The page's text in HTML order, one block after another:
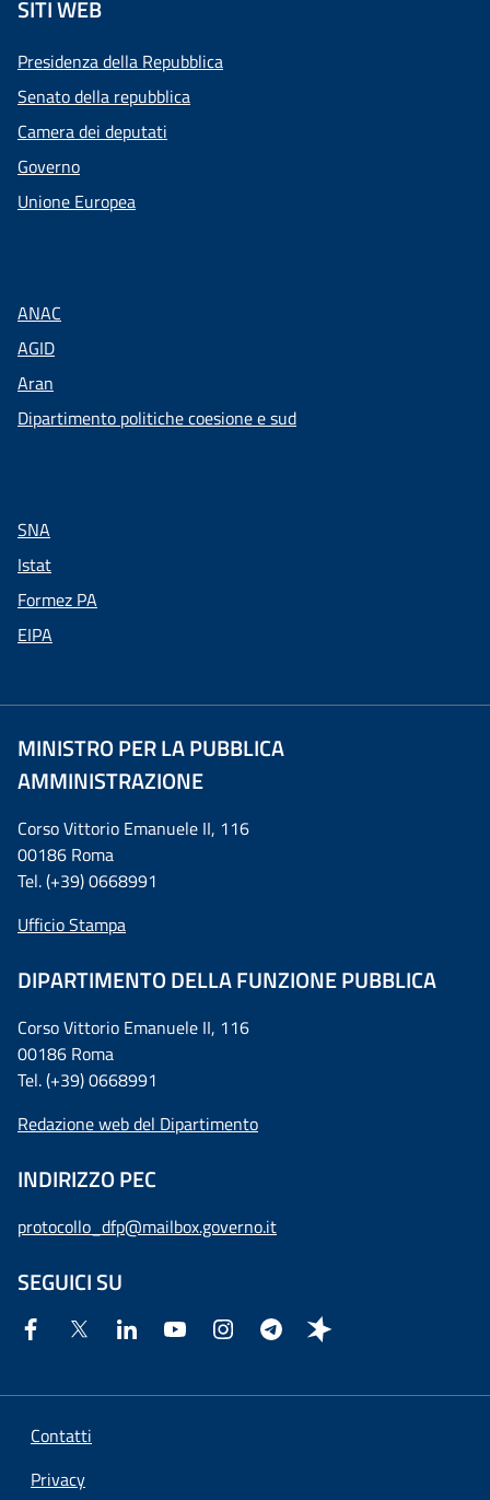
SITI WEB
Presidenza della Repubblica
Senato della repubblica
Camera dei deputati
Governo
Unione Europea
ANAC
AGID
Aran
Dipartimento politiche coesione e sud
SNA
Istat
Formez PA
EIPA
MINISTRO PER LA PUBBLICA
AMMINISTRAZIONE
Corso Vittorio Emanuele II, 116
00186 Roma
Tel. (+39) 0668991
Ufficio Stampa
DIPARTIMENTO DELLA FUNZIONE PUBBLICA
Corso Vittorio Emanuele II, 116
00186 Roma
Tel. (+39) 0668991
Redazione web del Dipartimento
INDIRIZZO PEC
protocollo_dfp@mailbox.governo.it
SEGUICI SU
Contatti
Privacy